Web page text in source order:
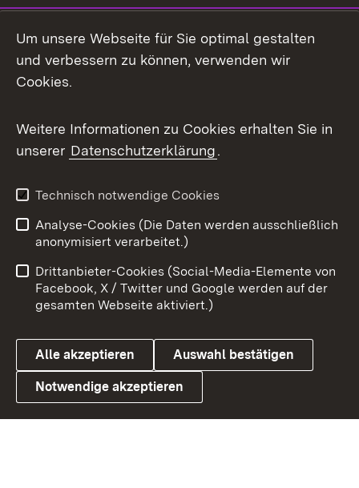
Facebook
X / Twitter
Youtube
Link zum Landesportal
Impressum
Kontakt
Barrierefreiheit
Datenschutz
Cookies
Um unsere Webseite für Sie optimal gestalten
und verbessern zu können, verwenden wir
Cookies.
Weitere Informationen zu Cookies erhalten Sie in
unserer Datenschutzerklärung.
Technisch notwendige Cookies
Analyse-Cookies (Die Daten werden ausschließlich
anonymisiert verarbeitet.)
Drittanbieter-Cookies (Social-Media-Elemente von
Facebook, X / Twitter und Google werden auf der
gesamten Webseite aktiviert.)
Alle akzeptieren Auswahl bestätigen
Notwendige akzeptieren